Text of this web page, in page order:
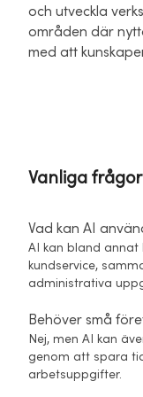
och utveckla
områden där
med att
Vanliga
Vad kan AI
AI kan bland
kundservice,
administrativa
Behöver små
Nej, men AI kan
genom att spara
arbetsuppgifter.